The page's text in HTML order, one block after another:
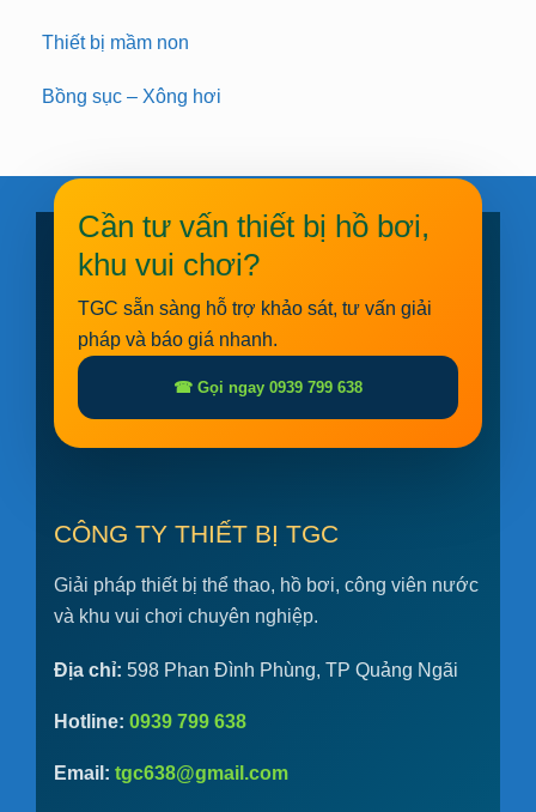
Thiết bị mầm non
Bồng sục – Xông hơi
Cần tư vấn thiết bị hồ bơi,
khu vui chơi?
TGC sẵn sàng hỗ trợ khảo sát, tư vấn giải
pháp và báo giá nhanh.
☎ Gọi ngay 0939 799 638
CÔNG TY THIẾT BỊ TGC
Giải pháp thiết bị thể thao, hồ bơi, công viên nước
và khu vui chơi chuyên nghiệp.
Địa chỉ: 598 Phan Đình Phùng, TP Quảng Ngãi
Hotline: 0939 799 638
Email: tgc638@gmail.com